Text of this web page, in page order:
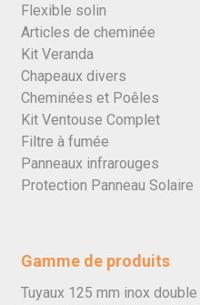
Flexible solin
Articles de cheminée
Kit Veranda
Chapeaux divers
Cheminées et Poêles
Kit Ventouse Complet
Filtre à fumée
Panneaux infrarouges
Protection Panneau Solaire
Gamme de produits
Tuyaux 125 mm inox